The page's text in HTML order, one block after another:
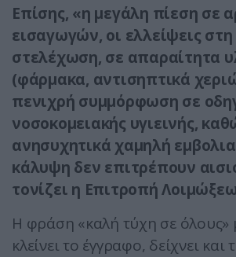
Επίσης, «η μεγάλη πίεση σε
εισαγωγών, οι ελλείψεις
στελέχωση, σε απαραίτητα
(φάρμακα, αντισηπτικά
πενιχρή συμμόρφωση σε
νοσοκομειακής υγιεινής,
ανησυχητικά χαμηλή
κάλυψη δεν επιτρέπουν
τονίζει η Επιτροπή
Η φράση «καλή τύχη σε όλους»
κλείνει το έγγραφο, δείχνει και